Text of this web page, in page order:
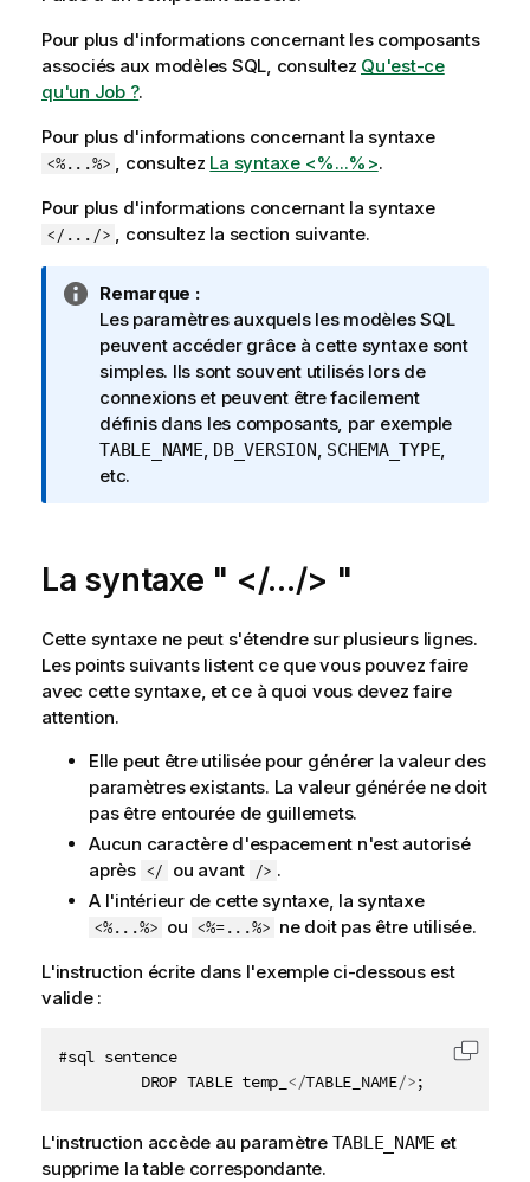
Pour plus d'informations concernant les composants
associés aux modèles SQL, consultez Qu'est-ce
qu'un Job ?.
Pour plus d'informations concernant la syntaxe
<%...%> , consultez La syntaxe <%...%>.
Pour plus d'informations concernant la syntaxe
</.../> , consultez la section suivante.
N
o
t
e
I
n
f
o
t
i
o
n
s
Remarque :
Les paramètres auxquels les modèles SQL
peuvent accéder grâce à cette syntaxe sont
simples. Ils sont souvent utilisés lors de
connexions et peuvent être facilement
définis dans les composants, par exemple
TABLE_NAME DB_VERSION SCHEMA_TYPE
etc.
La syntaxe " </.../> "
Cette syntaxe ne peut s'étendre sur plusieurs lignes.
Les points suivants listent ce que vous pouvez faire
avec cette syntaxe, et ce à quoi vous devez faire
attention.
Elle peut être utilisée pour générer la valeur des
paramètres existants. La valeur générée ne doit
pas être entourée de guillemets.
Aucun caractère d'espacement n'est autorisé
après </ ou avant /> .
A l'intérieur de cette syntaxe, la syntaxe
<%...%> ou <%=...%> ne doit pas être utilisée.
L'instruction écrite dans l'exemple ci-dessous est
valide :
#sql sentence
         DROP TABLE temp_
</TABLE_NAME/>;
Copier
L'instruction accède au paramètre TABLE_NAME et
supprime la table correspondante.